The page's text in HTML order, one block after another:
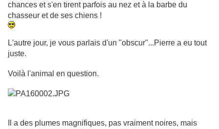
chances et s'en tirent parfois au nez et à la barbe du
chasseur et de ses chiens !
L'autre jour, je vous parlais d'un "obscur"...Pierre a eu tout
juste.
Voilà l'animal en question.
Il a des plumes magnifiques, pas vraiment noires, mais